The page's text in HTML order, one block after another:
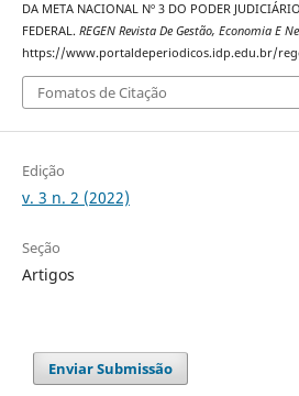
DA META NACIONAL Nº 3 DO PODER
FEDERAL. REGEN Revista De Gestão, Economia E
https://www.portaldeperiodicos.idp.edu.br/
Fomatos de Citação
Edição
v. 3 n. 2 (2022)
Seção
Artigos
Enviar Submissão